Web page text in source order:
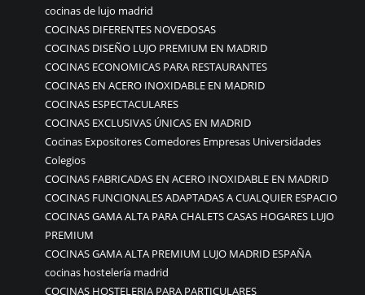
cocinas de lujo madrid
COCINAS DIFERENTES NOVEDOSAS
COCINAS DISEÑO LUJO PREMIUM EN MADRID
COCINAS ECONOMICAS PARA RESTAURANTES
COCINAS EN ACERO INOXIDABLE EN MADRID
COCINAS ESPECTACULARES
COCINAS EXCLUSIVAS ÚNICAS EN MADRID
Cocinas Expositores Comedores Empresas Universidades
Colegios
COCINAS FABRICADAS EN ACERO INOXIDABLE EN MADRID
COCINAS FUNCIONALES ADAPTADAS A CUALQUIER ESPACIO
COCINAS GAMA ALTA PARA CHALETS CASAS HOGARES LUJO
PREMIUM
COCINAS GAMA ALTA PREMIUM LUJO MADRID ESPAÑA
cocinas hostelería madrid
COCINAS HOSTELERIA PARA PARTICULARES